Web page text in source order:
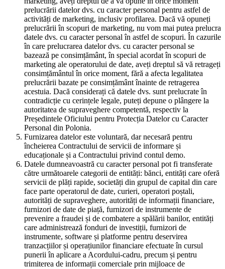
prelucrării datelor dvs. cu caracter personal pentru astfel de
activități de marketing, inclusiv profilarea. Dacă vă opuneți
prelucrării în scopuri de marketing, nu vom mai putea prelucra
datele dvs. cu caracter personal în astfel de scopuri. În cazurile
în care prelucrarea datelor dvs. cu caracter personal se
bazează pe consimțământ, în special acordat în scopuri de
marketing ale operatorului de date, aveți dreptul să vă retrageți
consimțământul în orice moment, fără a afecta legalitatea
prelucrării bazate pe consimțământ înainte de retragerea
acestuia. Dacă considerați că datele dvs. sunt prelucrate în
contradicție cu cerințele legale, puteți depune o plângere la
autoritatea de supraveghere competentă, respectiv la
Președintele Oficiului pentru Protecția Datelor cu Caracter
Personal din Polonia.
Furnizarea datelor este voluntară, dar necesară pentru
încheierea Contractului de servicii de informare și
educaționale și a Contractului privind contul demo.
Datele dumneavoastră cu caracter personal pot fi transferate
către următoarele categorii de entități: bănci, entități care oferă
servicii de plăți rapide, societăți din grupul de capital din care
face parte operatorul de date, curieri, operatori poștali,
autorități de supraveghere, autorități de informații financiare,
furnizori de date de piață, furnizori de instrumente de
prevenire a fraudei și de combatere a spălării banilor, entități
care administrează fonduri de investiții, furnizori de
instrumente, software și platforme pentru deservirea
tranzacțiilor și operațiunilor financiare efectuate în cursul
punerii în aplicare a Acordului-cadru, precum și pentru
trimiterea de informații comerciale prin mijloace de